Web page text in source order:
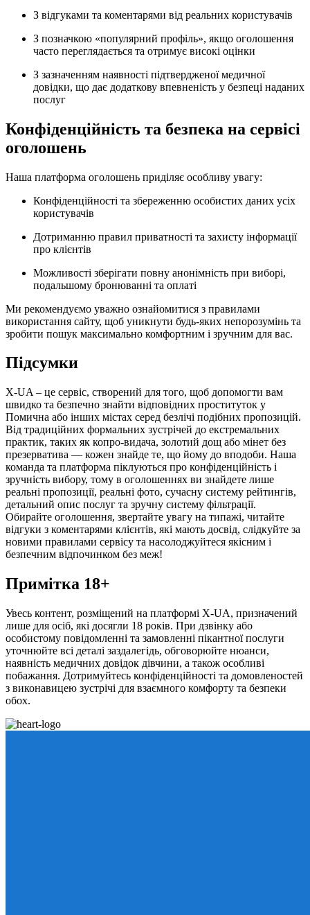
З відгуками та коментарями від реальних користувачів
З позначкою «популярний профіль», якщо оголошення
часто переглядається та отримує високі оцінки
З зазначенням наявності підтвердженої медичної
довідки, що дає додаткову впевненість у безпеці наданих
послуг
Конфіденційність та безпека на сервісі
оголошень
Наша платформа оголошень приділяє особливу увагу:
Конфіденційності та збереженню особистих даних усіх
користувачів
Дотриманню правил приватності та захисту інформації
про клієнтів
Можливості зберігати повну анонімність при виборі,
подальшому бронюванні та оплаті
Ми рекомендуємо уважно ознайомитися з правилами
використання сайту, щоб уникнути будь-яких непорозумінь та
зробити пошук максимально комфортним і зручним для вас.
Підсумки
X-UA – це сервіс, створений для того, щоб допомогти вам
швидко та безпечно знайти відповідних проституток у
Помична або інших містах серед безлічі подібних пропозицій.
Від традиційних формальних зустрічей до екстремальних
практик, таких як копро-видача, золотий дощ або мінет без
презерватива — кожен знайде те, що йому до вподоби. Наша
команда та платформа піклуються про конфіденційність і
зручність вибору, тому в оголошеннях ви знайдете лише
реальні пропозиції, реальні фото, сучасну систему рейтингів,
детальний опис послуг та зручну систему фільтрації.
Обирайте оголошення, звертайте увагу на типажі, читайте
відгуки з коментарями клієнтів, які мають досвід, слідкуйте за
новими правилами сервісу та насолоджуйтеся якісним і
безпечним відпочинком без меж!
Примітка 18+
Увесь контент, розміщений на платформі X-UA, призначений
лише для осіб, які досягли 18 років. При дзвінку або
особистому повідомленні та замовленні пікантної послуги
уточнюйте всі деталі заздалегідь, обговорюйте нюанси,
наявність медичних довідок дівчини, а також особливі
побажання. Дотримуйтесь конфіденційності та домовленостей
з виконавицею зустрічі для взаємного комфорту та безпеки
обох.